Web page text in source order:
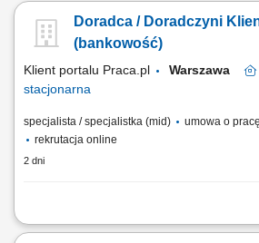
nowych klientów oraz budowanie
biznesowych; Sprzedaż produktów i usług
Doradca / Doradczyni
(bankowość)
Klient portalu Praca.pl Warszawa
stacjonarna
specjalista / specjalistka (mid) umowa o pracę
rekrutacja online
2 dni
obsługa klientów; utrzymywanie dobrych